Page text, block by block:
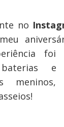
no
foi
baterias
meninos,